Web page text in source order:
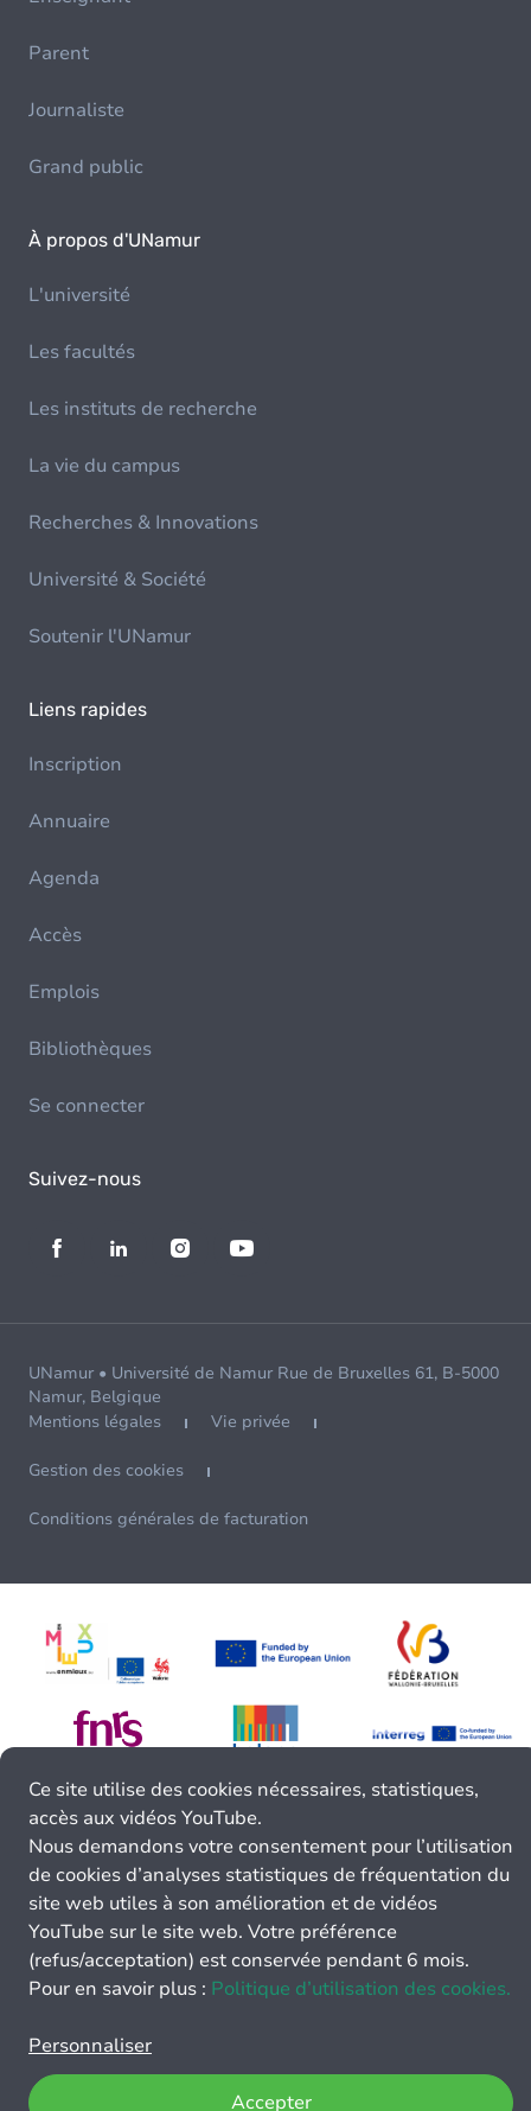
Parent
Journaliste
Grand public
À propos d'UNamur
L'université
Les facultés
Les instituts de recherche
La vie du campus
Recherches & Innovations
Université & Société
Soutenir l'UNamur
Liens rapides
Inscription
Annuaire
Agenda
Accès
Emplois
Bibliothèques
Se connecter
Suivez-nous
UNamur • Université de Namur Rue de Bruxelles 61, B-5000
Namur, Belgique
Mentions légales
Vie privée
Gestion des cookies
Conditions générales de facturation
Ce site utilise des cookies nécessaires, statistiques,
accès aux vidéos YouTube.
Nous demandons votre consentement pour l’utilisation
de cookies d’analyses statistiques de fréquentation du
site web utiles à son amélioration et de vidéos
YouTube sur le site web. Votre préférence
(refus/acceptation) est conservée pendant 6 mois.
Pour en savoir plus : Politique d’utilisation des cookies.
Personnaliser
Accepter